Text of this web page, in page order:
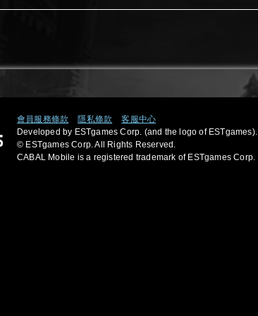
會員服務條款 隱私條款
客服中心
Developed by ESTgames Corp. (and the logo of ESTgames).
© ESTgames Corp. All Rights Reserved.
CABAL Mobile is a registered trademark of ESTgames Corp.